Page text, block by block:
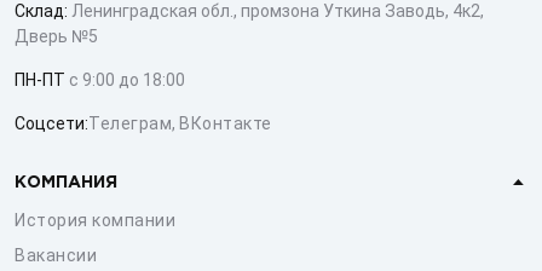
Склад: Ленинградская обл., промзона Уткина Заводь, 4к2,
Дверь №5
ПН-ПТ с 9:00 до 18:00
Соцсети:Телеграм, ВКонтакте
КОМПАНИЯ
История компании
Вакансии